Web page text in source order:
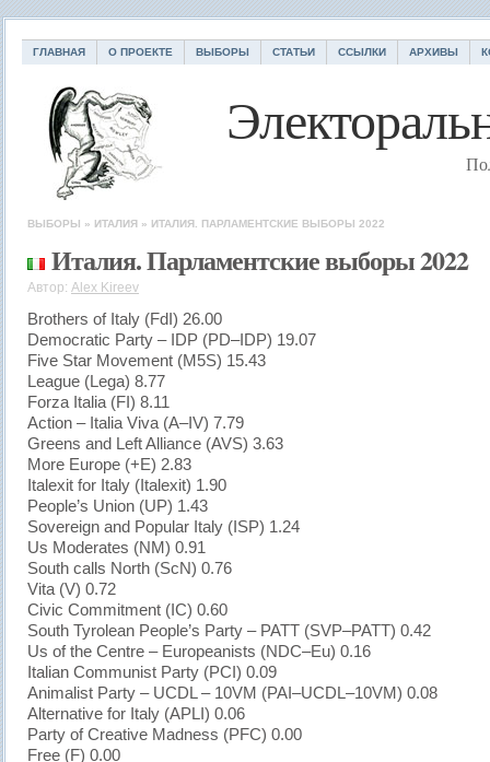
ГЛАВНАЯ О ПРОЕКТЕ ВЫБОРЫ СТАТЬИ ССЫЛКИ АРХИВЫ
ВЫБОРЫ » ИТАЛИЯ » ИТАЛИЯ. ПАРЛАМЕНТСКИЕ ВЫБОРЫ 2022
Италия. Парламентские выборы 2022
Автор: Alex Kireev
Brothers of Italy (FdI) 26.00
Democratic Party – IDP (PD–IDP) 19.07
Five Star Movement (M5S) 15.43
League (Lega) 8.77
Forza Italia (FI) 8.11
Action – Italia Viva (A–IV) 7.79
Greens and Left Alliance (AVS) 3.63
More Europe (+E) 2.83
Italexit for Italy (Italexit) 1.90
People’s Union (UP) 1.43
Sovereign and Popular Italy (ISP) 1.24
Us Moderates (NM) 0.91
South calls North (ScN) 0.76
Vita (V) 0.72
Civic Commitment (IC) 0.60
South Tyrolean People’s Party – PATT (SVP–PATT) 0.42
Us of the Centre – Europeanists (NDC–Eu) 0.16
Italian Communist Party (PCI) 0.09
Animalist Party – UCDL – 10VM (PAI–UCDL–10VM) 0.08
Alternative for Italy (APLI) 0.06
Party of Creative Madness (PFC) 0.00
Free (F) 0.00